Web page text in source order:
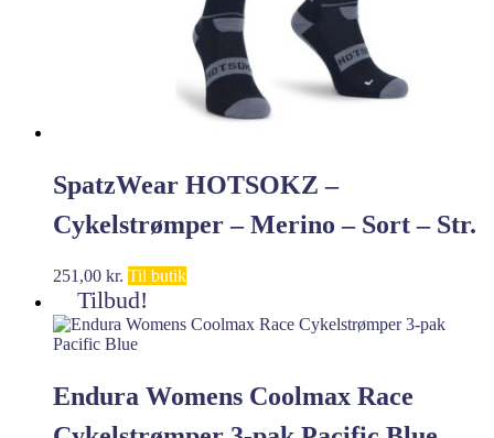
SpatzWear HOTSOKZ –
Cykelstrømper – Merino – Sort – Str.
SM
251,00 kr. Til butik
Tilbud!
Endura Womens Coolmax Race